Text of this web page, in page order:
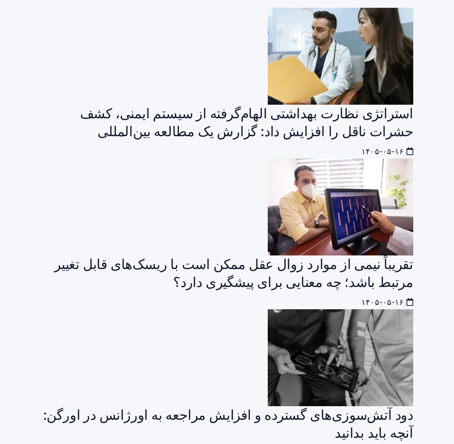
استراتژی نظارت بهداشتی الهام‌گرفته از سیستم ایمنی، کشف
حشرات ناقل را افزایش داد: گزارش یک مطالعه بین‌المللی
تقریباً نیمی از موارد زوال عقل ممکن است با ریسک‌های قابل تغییر
مرتبط باشد؛ چه معنایی برای پیشگیری دارد؟
دود آتش‌سوزی‌های گسترده و افزایش مراجعه به اورژانس در اورگن:
آنچه باید بدانید